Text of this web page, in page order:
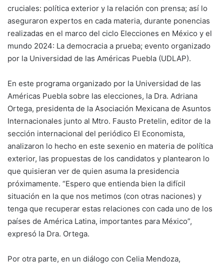
cruciales: política exterior y la relación con prensa; así lo
aseguraron expertos en cada materia, durante ponencias
realizadas en el marco del ciclo Elecciones en México y el
mundo 2024: La democracia a prueba; evento organizado
por la Universidad de las Américas Puebla (UDLAP).
En este programa organizado por la Universidad de las
Américas Puebla sobre las elecciones, la Dra. Adriana
Ortega, presidenta de la Asociación Mexicana de Asuntos
Internacionales junto al Mtro. Fausto Pretelin, editor de la
sección internacional del periódico El Economista,
analizaron lo hecho en este sexenio en materia de política
exterior, las propuestas de los candidatos y plantearon lo
que quisieran ver de quien asuma la presidencia
próximamente. “Espero que entienda bien la difícil
situación en la que nos metimos (con otras naciones) y
tenga que recuperar estas relaciones con cada uno de los
países de América Latina, importantes para México”,
expresó la Dra. Ortega.
Por otra parte, en un diálogo con Celia Mendoza,